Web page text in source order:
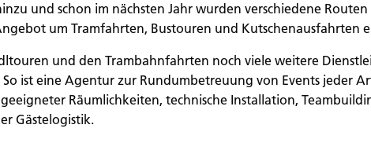
und schon im nächsten Jahr wurden verschiedene Routen
um Tramfahrten, Bustouren und Kutschenausfahrten
und den Trambahnfahrten noch viele weitere
ist eine Agentur zur Rundumbetreuung von Events jeder
Räumlichkeiten, technische Installation,
Gästelogistik.